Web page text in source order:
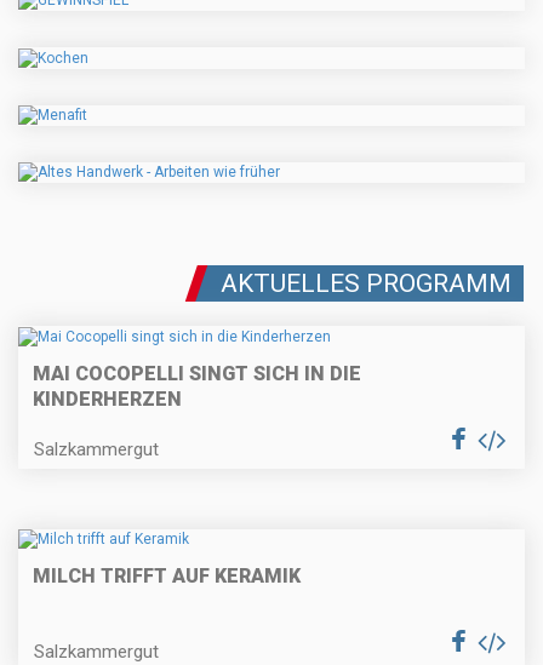
AKTUELLES PROGRAMM
MAI COCOPELLI SINGT SICH IN DIE
KINDERHERZEN
Salzkammergut
MILCH TRIFFT AUF KERAMIK
Salzkammergut